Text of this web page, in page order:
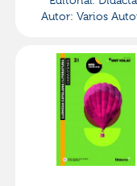
Autor: Varios